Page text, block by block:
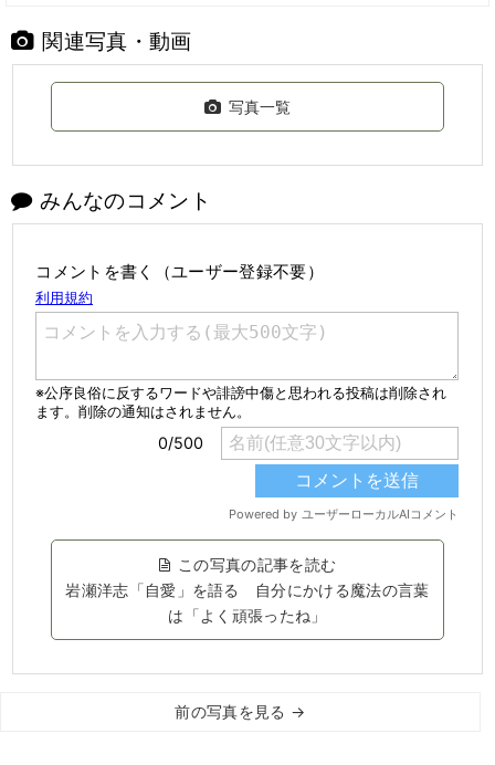
関連写真・動画
写真一覧
みんなのコメント
コメントを書く（ユーザー登録不要）
この写真の記事を読む
岩瀬洋志「自愛」を語る 自分にかける魔法の言葉
は「よく頑張ったね」
前の写真を見る →